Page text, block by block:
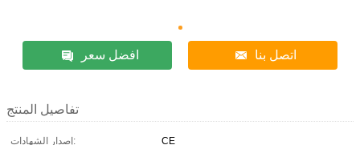
افضل سعر اتصل بنا
تفاصيل المنتج
إصدار الشهادات:
CE